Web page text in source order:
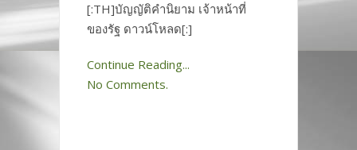
[:TH]บัญญัติคำนิยาม เจ้าหน้าที่
ของรัฐ ดาวน์โหลด[:]
Continue Reading...
No Comments.